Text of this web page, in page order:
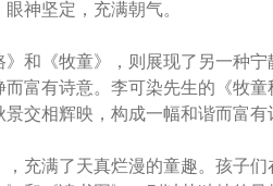
神坚定，充满朝气。
》和《牧童》，则展现了另一种
而富有诗意。李可染先生的《牧
交相辉映，构成一幅和谐而富有
充满了天真烂漫的童趣。孩子